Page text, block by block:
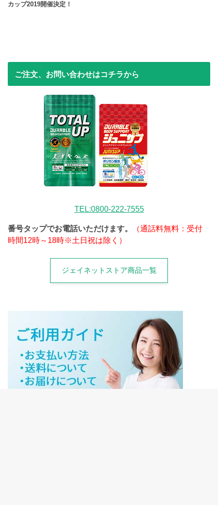
カップ2019開催決定！
ご注文、お問い合わせはコチラから
TEL:0800-222-7555
番号タップでお電話いただけます。
（通話料無料：受付
時間12時～18時※土日祝は除く）
ジェイネットストア商品一覧